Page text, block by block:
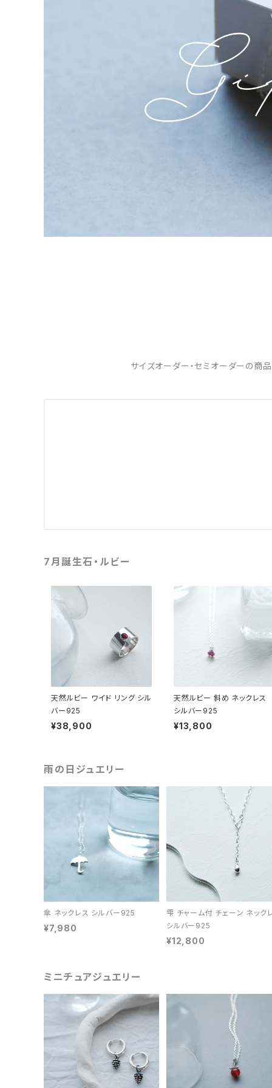
サイズオーダー・セミオーダーの商
7月誕生石・ルビー
天然ルビー ワイド リング シル
バー925
¥38,900
天然ルビー 斜め ネックレス
シルバー925
¥13,800
雨の日ジュエリー
傘 ネックレス シルバー925
¥7,980
雫 チャーム付 チェーン ネック
シルバー925
¥12,800
ミニチュアジュエリー